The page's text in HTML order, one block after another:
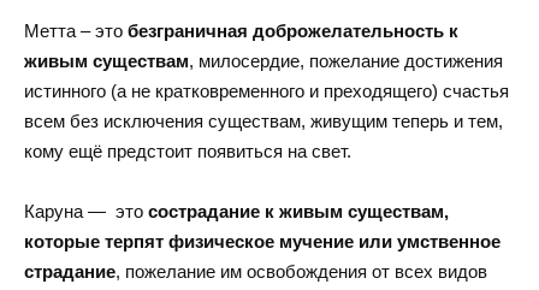
Метта – это безграничная доброжелательность к
живым существам, милосердие, пожелание достижения
истинного (а не кратковременного и преходящего) счастья
всем без исключения существам, живущим теперь и тем,
кому ещё предстоит появиться на свет.
Каруна — это сострадание к живым существам,
которые терпят физическое мучение или умственное
страдание, пожелание им освобождения от всех видов